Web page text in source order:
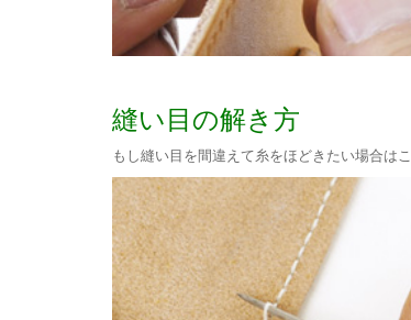
縫い目の解き方
もし縫い目を間違えて糸をほどきたい場合は